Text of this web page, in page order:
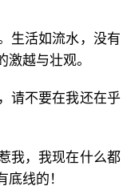
生活如流水，没有
越与壮观。
请不要在我还在乎
我，我现在什么都
线的！